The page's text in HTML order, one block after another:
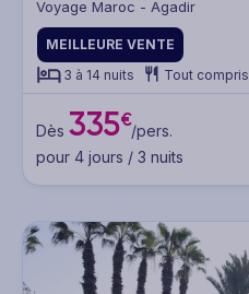
Voyage Maroc - Agadir
MEILLEURE VENTE
3 à 14 nuits
Tout compris
Dès 335€/pers.
pour 4 jours / 3 nuits